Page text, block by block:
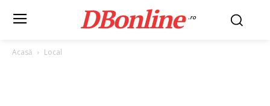
DBonline .ro
Acasă Local